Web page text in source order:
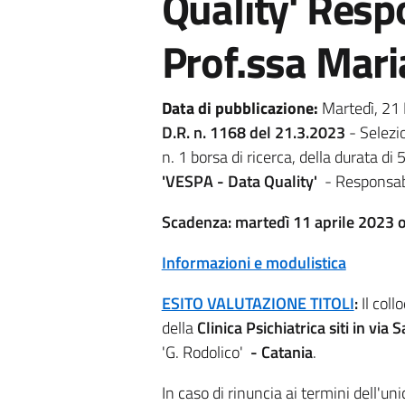
Prof.ssa
Data di pubblicazione: Martedì, 21
D.R. n. 1168 del 21.3.2023 -
n. 1 borsa di ricerca, della durata
'VESPA - Data Quality' -
Scadenza: martedì 11 aprile 2023
Informazioni e modulistica
ESITO VALUTAZIONE TITOLI:Il
dellaClinica Psichiatrica siti in via
'G. Rodolico' - Catania.
In caso di rinuncia ai termini